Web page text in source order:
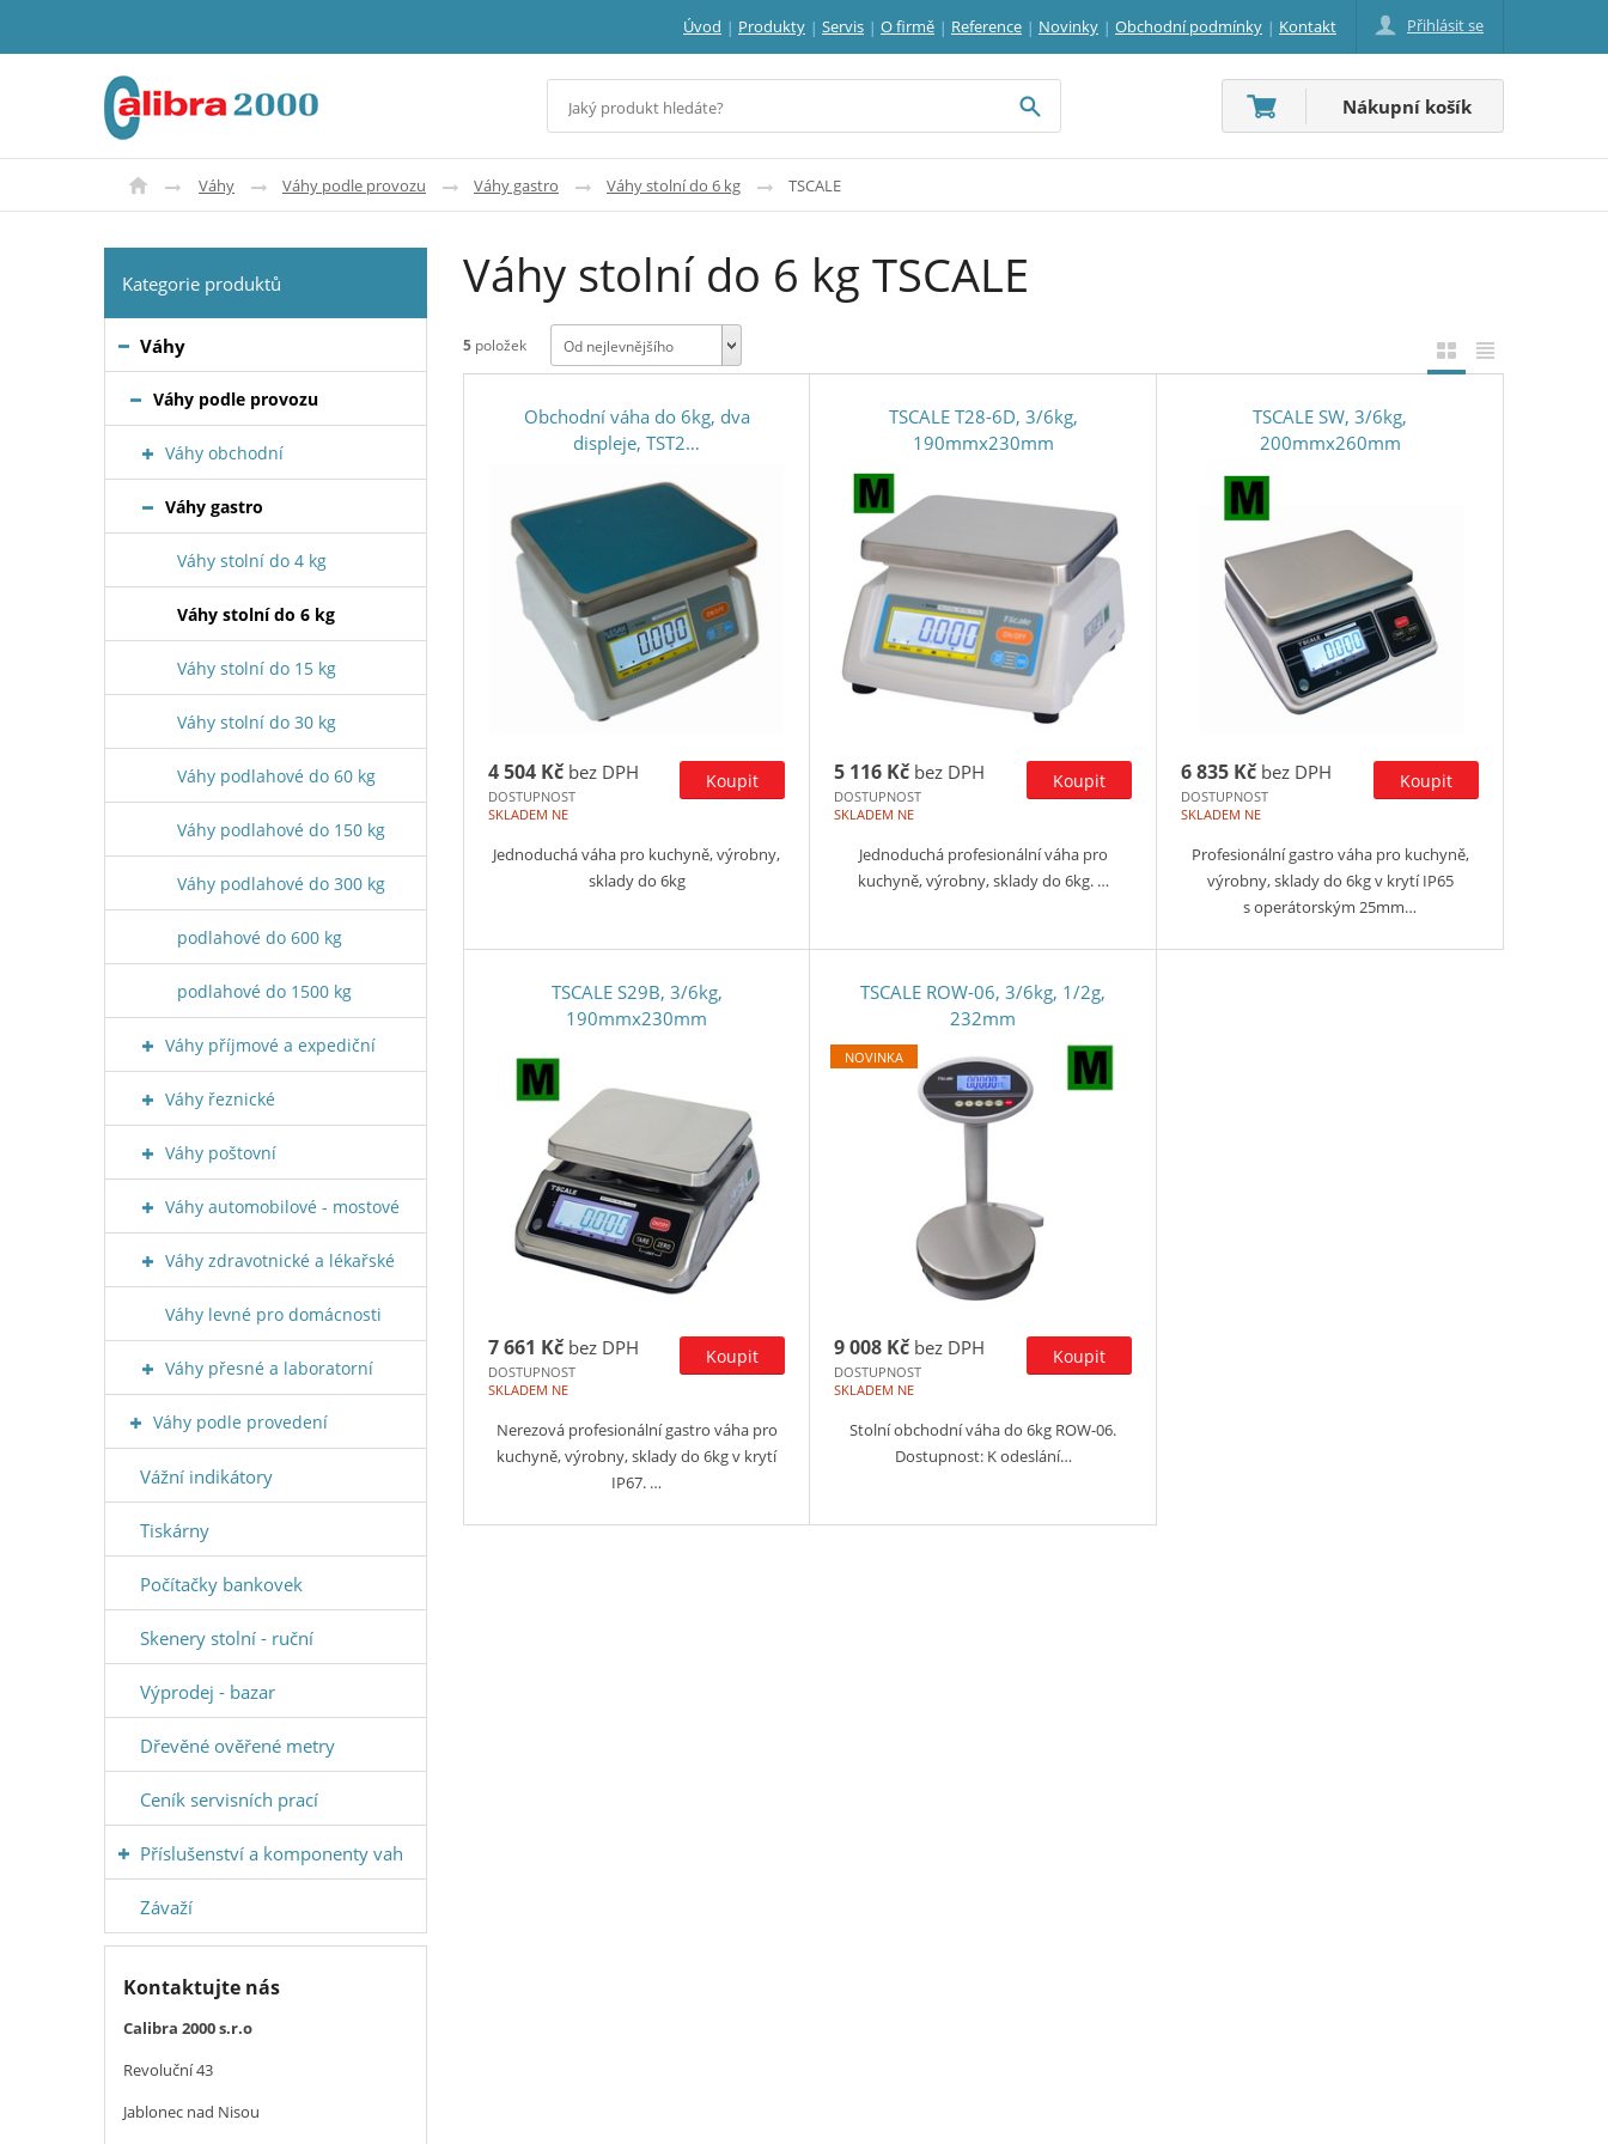
Úvod Produkty Servis O firmě Reference Novinky Obchodní podmínky Kontakt Přihlásit se
Nákupní košík
Váhy Váhy podle provozu Váhy gastro Váhy stolní do 6 kg TSCALE
Váhy stolní do 6 kg TSCALE
5 položek Od nejlevnějšího
Obchodní váha do 6kg, dva
displeje, TST2…
4 504 Kč bez DPH
DOSTUPNOST
SKLADEM NE
Jednoduchá váha pro kuchyně, výrobny,
sklady do 6kg
TSCALE T28-6D, 3/6kg,
190mmx230mm
5 116 Kč bez DPH
DOSTUPNOST
SKLADEM NE
Jednoduchá profesionální váha pro
kuchyně, výrobny, sklady do 6kg. …
TSCALE SW, 3/6kg,
200mmx260mm
6 835 Kč bez DPH
DOSTUPNOST
SKLADEM NE
Profesionální gastro váha pro kuchyně,
výrobny, sklady do 6kg v krytí IP65
s operátorským 25mm…
TSCALE S29B, 3/6kg,
190mmx230mm
7 661 Kč bez DPH
DOSTUPNOST
SKLADEM NE
Nerezová profesionální gastro váha pro
kuchyně, výrobny, sklady do 6kg v krytí
IP67. …
TSCALE ROW-06, 3/6kg, 1/2g,
232mm
9 008 Kč bez DPH
DOSTUPNOST
SKLADEM NE
Stolní obchodní váha do 6kg ROW-06.
Dostupnost: K odeslání…
NOVINKA
Kategorie produktů
Váhy
Váhy podle provozu
Váhy obchodní
Váhy gastro
Váhy stolní do 4 kg
Váhy stolní do 6 kg
Váhy stolní do 15 kg
Váhy stolní do 30 kg
Váhy podlahové do 60 kg
Váhy podlahové do 150 kg
Váhy podlahové do 300 kg
podlahové do 600 kg
podlahové do 1500 kg
Váhy příjmové a expediční
Váhy řeznické
Váhy poštovní
Váhy automobilové - mostové
Váhy zdravotnické a lékařské
Váhy levné pro domácnosti
Váhy přesné a laboratorní
Váhy podle provedení
Vážní indikátory
Tiskárny
Počítačky bankovek
Skenery stolní - ruční
Výprodej - bazar
Dřevěné ověřené metry
Ceník servisních prací
Příslušenství a komponenty vah
Závaží
Kontaktujte nás
Calibra 2000 s.r.o
Revoluční 43
Jablonec nad Nisou